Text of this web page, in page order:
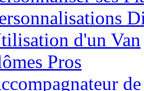
d'un Van
Pros